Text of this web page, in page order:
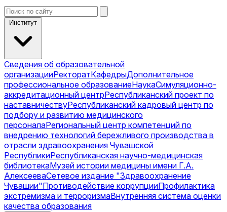
Институт
Сведения об образовательной
организацииРекторатКафедрыДополнительное
профессиональное образованиеНаукаСимуляционно-
аккредитационный центрРеспубликанский проект по
наставничествуРеспубликанский кадровый центр по
подбору и развитию медицинского
персоналаРегиональный центр компетенций по
внедрению технологий бережливого производства в
отрасли здравоохранения Чувашской
РеспубликиРеспубликанская научно-медицинская
библиотекаМузей истории медицины имени Г.А.
АлексееваСетевое издание "Здравоохранение
Чувашии"Противодействие коррупцииПрофилактика
экстремизма и терроризмаВнутренняя система оценки
качества образования